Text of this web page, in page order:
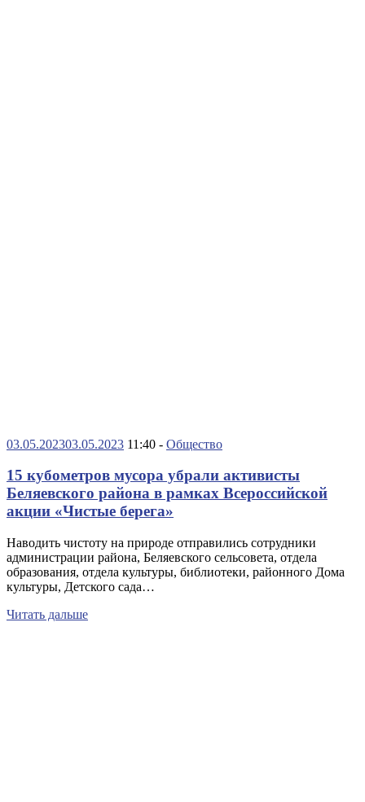
03.05.202303.05.2023 11:40 - Общество
15 кубометров мусора убрали активисты
Беляевского района в рамках Всероссийской
акции «Чистые берега»
Наводить чистоту на природе отправились сотрудники
администрации района, Беляевского сельсовета, отдела
образования, отдела культуры, библиотеки, районного Дома
культуры, Детского сада…
Читать дальше